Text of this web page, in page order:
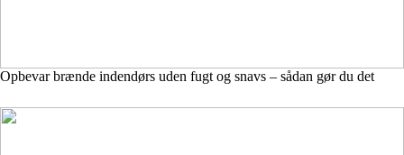
Opbevar brænde indendørs uden fugt og snavs – sådan gør du det